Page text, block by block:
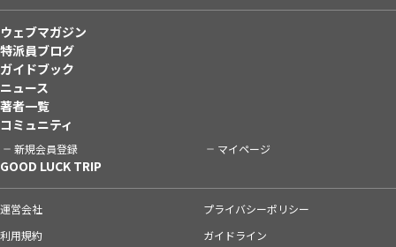
ウェブマガジン
特派員ブログ
ガイドブック
ニュース
著者一覧
コミュニティ
新規会員登録 マイページ
GOOD LUCK TRIP
運営会社
プライバシーポリシー
利用規約
ガイドライン